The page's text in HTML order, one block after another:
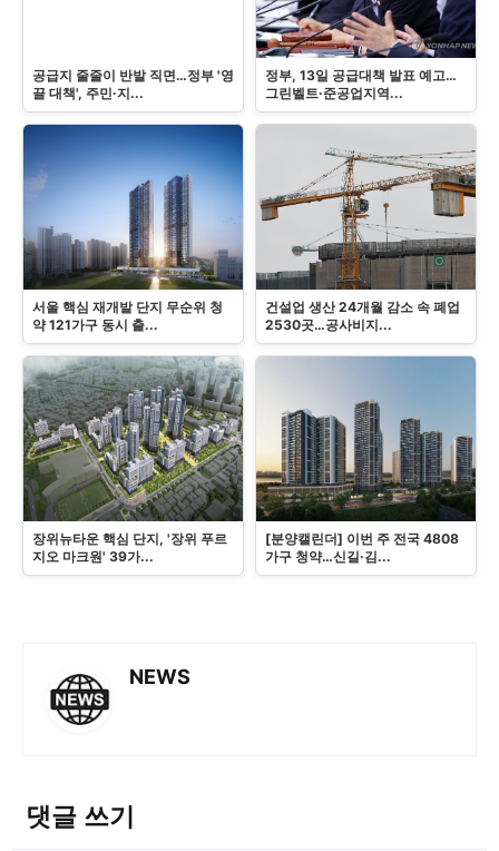
공급지 줄줄이 반발 직면…정부 '영
끌 대책', 주민·지...
정부, 13일 공급대책 발표 예고…
그린벨트·준공업지역...
서울 핵심 재개발 단지 무순위 청
약 121가구 동시 출...
건설업 생산 24개월 감소 속 폐업
2530곳…공사비지...
장위뉴타운 핵심 단지, '장위 푸르
지오 마크원' 39가...
[분양캘린더] 이번 주 전국 4808
가구 청약…신길·김...
NEWS
댓글 쓰기